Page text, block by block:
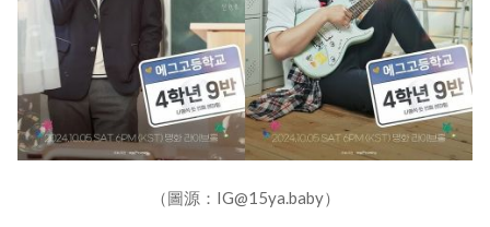
（圖源：IG@15ya.baby）